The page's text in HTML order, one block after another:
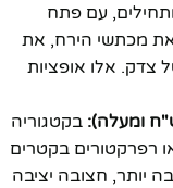
עם פתח
את מכתשי הירח, את
צדק. אלו אופציות
בקטגוריה
רפרקטורים בקטרים
טובה יותר, חצובה יציבה